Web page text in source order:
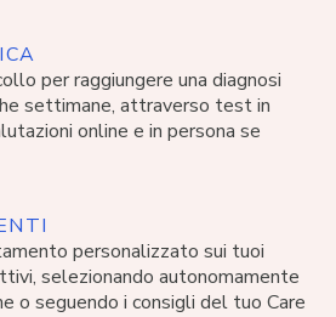
per raggiungere una diagnosi
settimane, attraverso test in
online e in persona se
personalizzato sui tuoi
selezionando autonomamente
o seguendo i consigli del tuo Care